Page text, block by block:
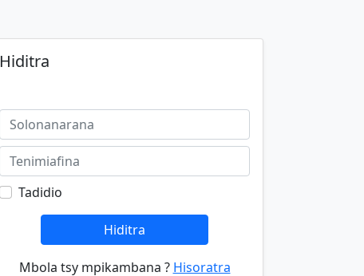
Hiditra
Tadidio
Hiditra
Mbola tsy mpikambana ? Hisoratra